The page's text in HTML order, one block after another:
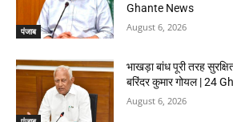
पंजाब
Ghante News
August 6, 2026
भाखड़ा बांध पूरी तरह
बरिंदर कुमार गोयल | 24
August 6, 2026